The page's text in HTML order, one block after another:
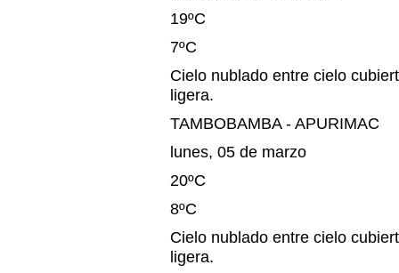
19ºC
7ºC
Cielo nublado entre cielo
ligera.
TAMBOBAMBA - APURIMAC
lunes, 05 de marzo
20ºC
8ºC
Cielo nublado entre cielo
ligera.